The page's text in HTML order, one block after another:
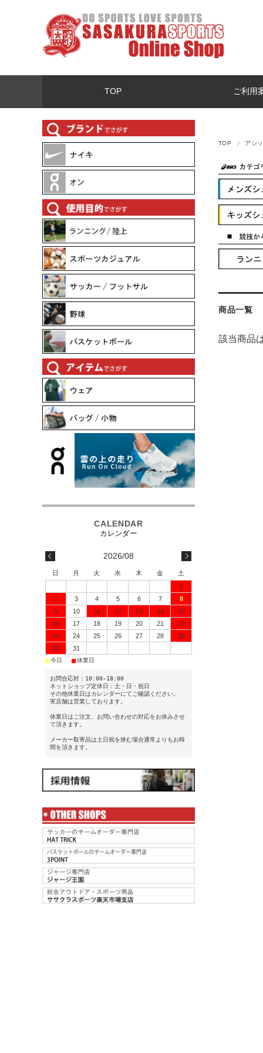
TOP ご利用
TOP アシ
商品一覧
該当商品
2026/08
日 月 火 水 木 金
土
1
2
3 4 5 6 7
8
9
10 11 12 13 14
15
16
17 18 19 20 21
22
23
24 25 26 27 28
29
30
31
■今日 ■休業日
お問合応対：10:00-18:00
ネットショップ定休日：土・日・祝日
その他休業日はカレンダーにてご確認ください。
実店舗は営業しております。
休業日はご注文、お問い合わせの対応をお休みさせ
て頂きます。
メーカー取寄品は土日祝を挟む場合通常よりもお時
間を頂きます。